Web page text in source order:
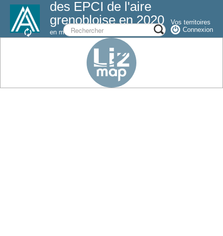
des EPCI de l'aire
grenobloise en 2020
Vos territoires
en mouvements
Connexion